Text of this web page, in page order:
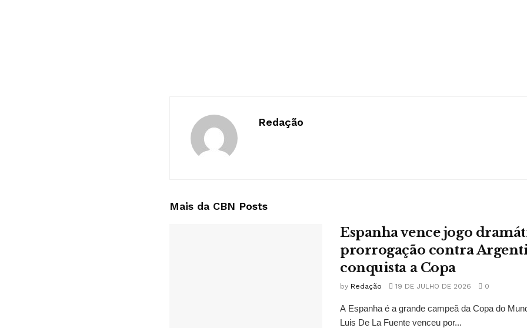
Redação
Mais da CBN Posts
Espanha vence jogo
prorrogação contra
conquista a Copa
by Redação 19 DE JULHO DE 2026 0
A Espanha é a grande campeã da Copa do
Luis De La Fuente venceu por...